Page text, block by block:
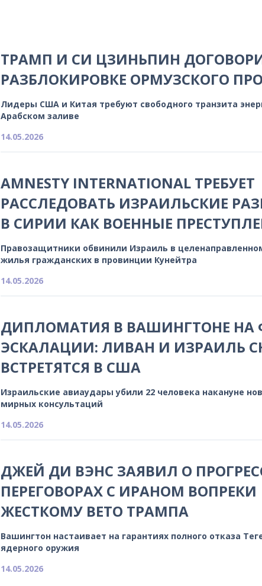
ТРАМП И СИ ЦЗИНЬПИН
РАЗБЛОКИРОВКЕ ОРМУЗСКОГО
Лидеры США и Китая требуют свободного транзита
Арабском заливе
14.05.2026
AMNESTY INTERNATIONAL ТРЕБУЕТ
РАССЛЕДОВАТЬ ИЗРАИЛЬСКИЕ
В СИРИИ КАК ВОЕННЫЕ
Правозащитники обвинили Израиль в
жилья гражданских в провинции Кунейтра
14.05.2026
ДИПЛОМАТИЯ В ВАШИНГТОНЕ НА
ЭСКАЛАЦИИ: ЛИВАН И ИЗРАИЛЬ
ВСТРЕТЯТСЯ В США
Израильские авиаудары убили 22 человека накануне
мирных консультаций
14.05.2026
ДЖЕЙ ДИ ВЭНС ЗАЯВИЛ О
ПЕРЕГОВОРАХ С ИРАНОМ ВОПРЕКИ
ЖЕСТКОМУ ВЕТО ТРАМПА
Вашингтон настаивает на гарантиях полного отказа
ядерного оружия
14.05.2026